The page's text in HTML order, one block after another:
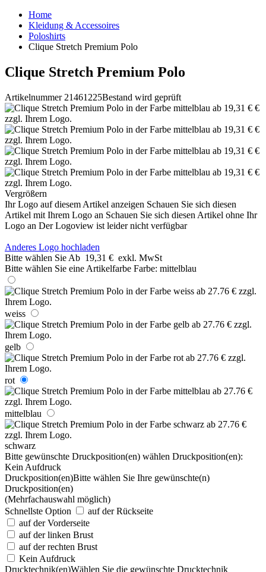
Home
Kleidung & Accessoires
Poloshirts
Clique Stretch Premium Polo
Clique Stretch Premium Polo
Artikelnummer 21461225Bestand wird geprüft
Vergrößern
Ihr Logo auf diesem Artikel anzeigen Schauen Sie sich diesen
Artikel mit Ihrem Logo an Schauen Sie sich diesen Artikel ohne Ihr
Logo an Der Logoview ist leider nicht verfügbar
Anderes Logo hochladen
Bitte wählen Sie Ab 19,31 € exkl. MwSt
Bitte wählen Sie eine Artikelfarbe Farbe: mittelblau
weiss
gelb
rot
mittelblau
schwarz
Bitte gewünschte Druckposition(en) wählen Druckposition(en):
Kein Aufdruck
Druckposition(en)Bitte wählen Sie Ihre gewünschte(n)
Druckposition(en)
(Mehrfachauswahl möglich)
Schnellste Option
auf der Rückseite
auf der Vorderseite
auf der linken Brust
auf der rechten Brust
Kein Aufdruck
Drucktechnik(en)Wählen Sie die gewünschte Drucktechnik